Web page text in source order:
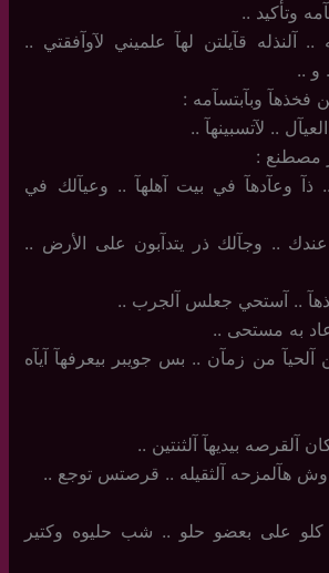
وتأكيد ..
آلنذله قآيلتن لهآ علميني لآوآفقتي ..
و ..
فخذهآ وبآبتسآمه :
.. لآتسبينهآ ..
مصطنع :
وعآدهآ في بيت آهلهآ .. وعيآلك في
.. وجآلك ذر يتدآبون على الأرض ..
.. آستحي جعلس آلجرب ..
به مستحى ..
من زمآن .. بس جويبر بيعرفهآ آيآه
بيديهآ آلثنتين ..
هآلمزحه آلثقيله .. قرصتس توجع ..
على بعضو حلو .. شب حليوه وكتير